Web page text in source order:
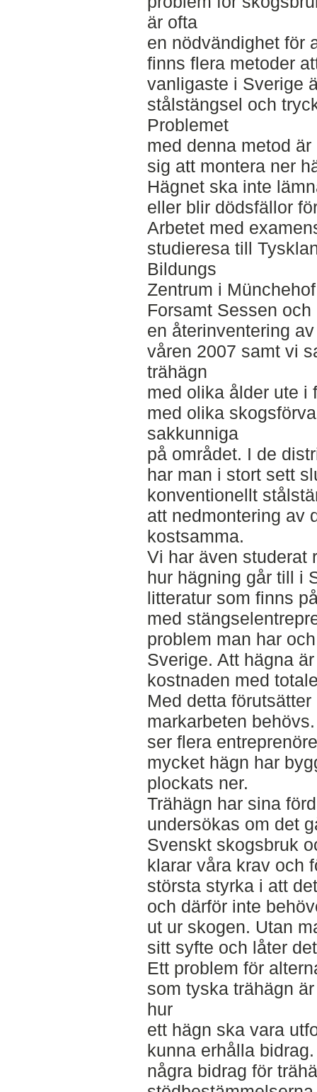
är ofta
en nödvändighet för
finns flera metoder
vanligaste i Sverige
stålstängsel och
Problemet
med denna metod
sig att montera ner
Hägnet ska inte
eller blir dödsfällor
Arbetet med
studieresa till
Bildungs
Zentrum i
Forsamt Sessen
en återinventering
våren 2007 samt vi
trähägn
med olika ålder ute i
med olika
sakkunniga
på området. I de
har man i stort sett
konventionellt
att nedmontering av
kostsamma.
Vi har även studerat
hur hägning går till i
litteratur som finns
med
problem man har
Sverige. Att hägna
kostnaden med
Med detta
markarbeten
ser flera
mycket hägn har
plockats ner.
Trähägn har sina
undersökas om det
Svenskt skogsbruk
klarar våra krav och
största styrka i att
och därför inte
ut ur skogen. Utan
sitt syfte och låter
Ett problem för
som tyska trähägn
hur
ett hägn ska vara
kunna erhålla
några bidrag för